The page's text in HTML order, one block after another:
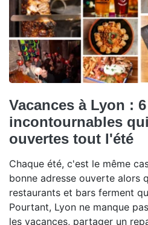
Vacances à Lyon :
incontournables
ouvertes tout l'été
Chaque été, c'est le même
bonne adresse ouverte alors
restaurants et bars ferment
Pourtant, Lyon ne manque
les vacances, partager un